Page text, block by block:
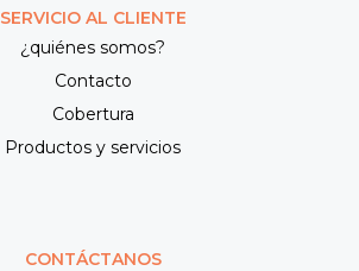
SERVICIO AL CLIENTE
¿quiénes somos?
Contacto
Cobertura
Productos y servicios
CONTÁCTANOS